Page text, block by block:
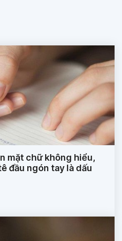
mặt chữ không hiểu,
đầu ngón tay là dấu